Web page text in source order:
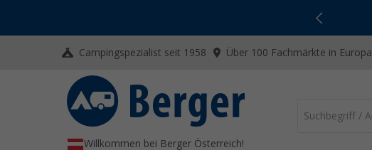
Campingspezialist seit 1958 Über 100 Fachmärkte in Europa
Willkommen bei Berger Österreich!